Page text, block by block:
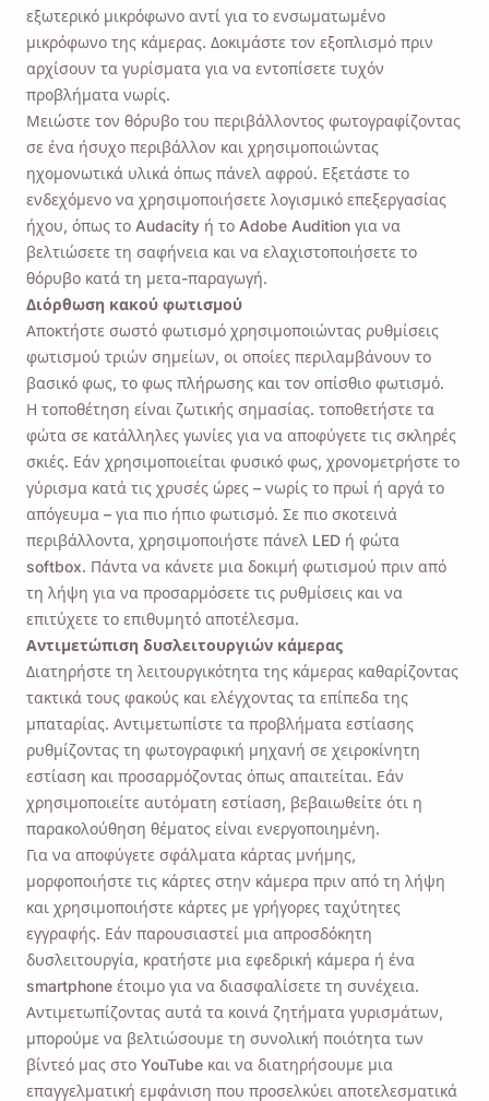
εξωτερικό μικρόφωνο αντί για το ενσωματωμένο
μικρόφωνο της κάμερας. Δοκιμάστε τον εξοπλισμό πριν
αρχίσουν τα γυρίσματα για να εντοπίσετε τυχόν
προβλήματα νωρίς.
Μειώστε τον θόρυβο του περιβάλλοντος φωτογραφίζοντας
σε ένα ήσυχο περιβάλλον και χρησιμοποιώντας
ηχομονωτικά υλικά όπως πάνελ αφρού. Εξετάστε το
ενδεχόμενο να χρησιμοποιήσετε λογισμικό επεξεργασίας
ήχου, όπως το Audacity ή το Adobe Audition για να
βελτιώσετε τη σαφήνεια και να ελαχιστοποιήσετε το
θόρυβο κατά τη μετα-παραγωγή.
Διόρθωση κακού φωτισμού
Αποκτήστε σωστό φωτισμό χρησιμοποιώντας ρυθμίσεις
φωτισμού τριών σημείων, οι οποίες περιλαμβάνουν το
βασικό φως, το φως πλήρωσης και τον οπίσθιο φωτισμό.
Η τοποθέτηση είναι ζωτικής σημασίας. τοποθετήστε τα
φώτα σε κατάλληλες γωνίες για να αποφύγετε τις σκληρές
σκιές. Εάν χρησιμοποιείται φυσικό φως, χρονομετρήστε το
γύρισμα κατά τις χρυσές ώρες – νωρίς το πρωί ή αργά το
απόγευμα – για πιο ήπιο φωτισμό. Σε πιο σκοτεινά
περιβάλλοντα, χρησιμοποιήστε πάνελ LED ή φώτα
softbox. Πάντα να κάνετε μια δοκιμή φωτισμού πριν από
τη λήψη για να προσαρμόσετε τις ρυθμίσεις και να
επιτύχετε το επιθυμητό αποτέλεσμα.
Αντιμετώπιση δυσλειτουργιών κάμερας
Διατηρήστε τη λειτουργικότητα της κάμερας καθαρίζοντας
τακτικά τους φακούς και ελέγχοντας τα επίπεδα της
μπαταρίας. Αντιμετωπίστε τα προβλήματα εστίασης
ρυθμίζοντας τη φωτογραφική μηχανή σε χειροκίνητη
εστίαση και προσαρμόζοντας όπως απαιτείται. Εάν
χρησιμοποιείτε αυτόματη εστίαση, βεβαιωθείτε ότι η
παρακολούθηση θέματος είναι ενεργοποιημένη.
Για να αποφύγετε σφάλματα κάρτας μνήμης,
μορφοποιήστε τις κάρτες στην κάμερα πριν από τη λήψη
και χρησιμοποιήστε κάρτες με γρήγορες ταχύτητες
εγγραφής. Εάν παρουσιαστεί μια απροσδόκητη
δυσλειτουργία, κρατήστε μια εφεδρική κάμερα ή ένα
smartphone έτοιμο για να διασφαλίσετε τη συνέχεια.
Αντιμετωπίζοντας αυτά τα κοινά ζητήματα γυρισμάτων,
μπορούμε να βελτιώσουμε τη συνολική ποιότητα των
βίντεό μας στο YouTube και να διατηρήσουμε μια
επαγγελματική εμφάνιση που προσελκύει αποτελεσματικά